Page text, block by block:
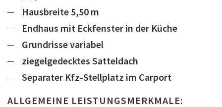
Hausbreite 5,50 m
Endhaus mit Eckfenster in der Küche
Grundrisse variabel
ziegelgedecktes Satteldach
Separater Kfz-Stellplatz im Carport
ALLGEMEINE LEISTUNGSMERKMALE: